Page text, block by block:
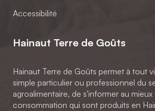
Accessibilité
Hainaut Terre de Goûts
Hainaut Terre de Goûts permet à tout
simple particulier ou professionnel du
agroalimentaire, de s'informer au mieux
consommation qui sont produits en